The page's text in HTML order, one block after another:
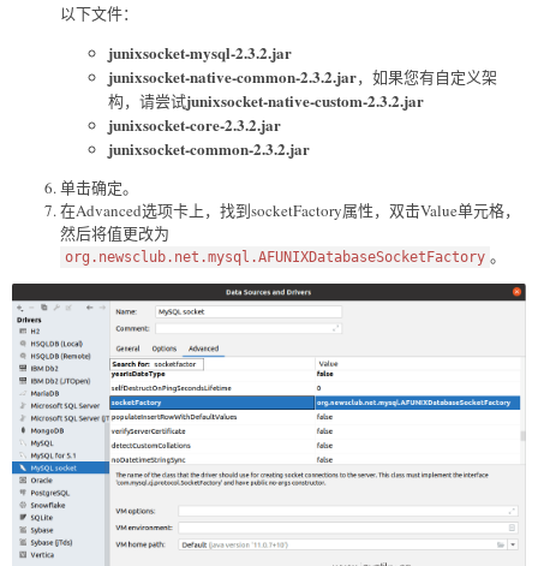
以下文件：
junixsocket-mysql-2.3.2.jar
junixsocket-native-common-2.3.2.jar，如果您有自定义架
构，请尝试junixsocket-native-custom-2.3.2.jar
junixsocket-core-2.3.2.jar
junixsocket-common-2.3.2.jar
单击确定。
在Advanced选项卡上，找到socketFactory属性，双击Value单元格，
然后将值更改为
org.newsclub.net.mysql.AFUNIXDatabaseSocketFactory 。